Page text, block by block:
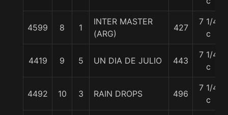
4599 8 1
INTER MASTER
(ARG)
427
7 1/4
c
4419 9 5 UN DIA DE JULIO 443
7 1/4
c
4492 10 3 RAIN DROPS 496
7 1/4
c